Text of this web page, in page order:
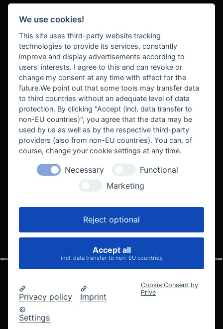
BEKANNT AUS
VELOCITY AUTOMOTIVE
© 2005 - 2026 Velocity Automotive
We use cookies!
This site uses third-party website tracking
technologies to provide its services, constantly
improve and display advertisements according to
users' interests. I agree to this and can revoke or
change my consent at any time with effect for the
future.We point out that some tools may transfer data
to third countries without an adequate level of data
protection. By clicking "Accept (incl. data transfer to
non-EU countries)", you agree that the data may be
used by us as well as by the respective third-party
providers (also from non-EU countries). You can, of
course, change your cookie settings at any time.
Necessary
Functional
Marketing
Reject optional
Accept all
incl. data transfer to non-EU countries
Privacy policy Imprint
Settings
Cookie Consent by
Prive